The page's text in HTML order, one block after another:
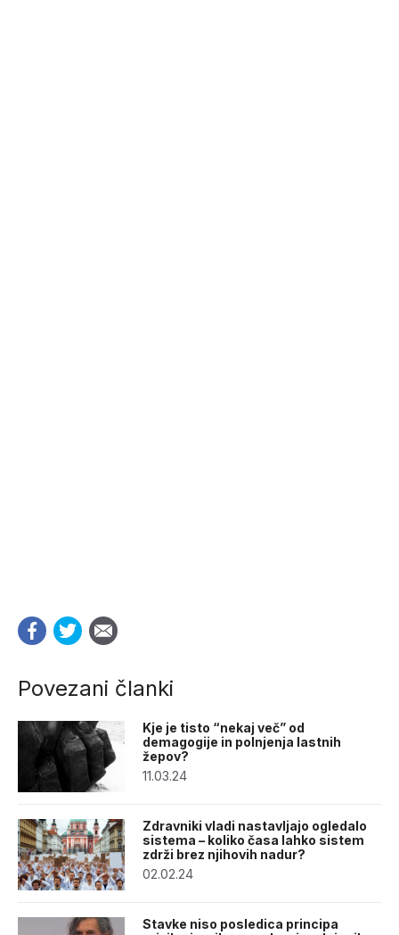
Povezani članki
Kje je tisto “nekaj več” od
demagogije in polnjenja lastnih
žepov?
11.03.24
Zdravniki vladi nastavljajo ogledalo
sistema – koliko časa lahko sistem
zdrži brez njihovih nadur?
02.02.24
Stavke niso posledica principa